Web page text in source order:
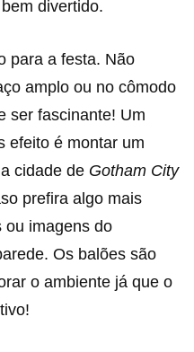
divertido.
para a festa. Não
amplo ou no cômodo
ser fascinante! Um
efeito é montar um
cidade de Gotham City
prefira algo mais
ou imagens do
Os balões são
o ambiente já que o